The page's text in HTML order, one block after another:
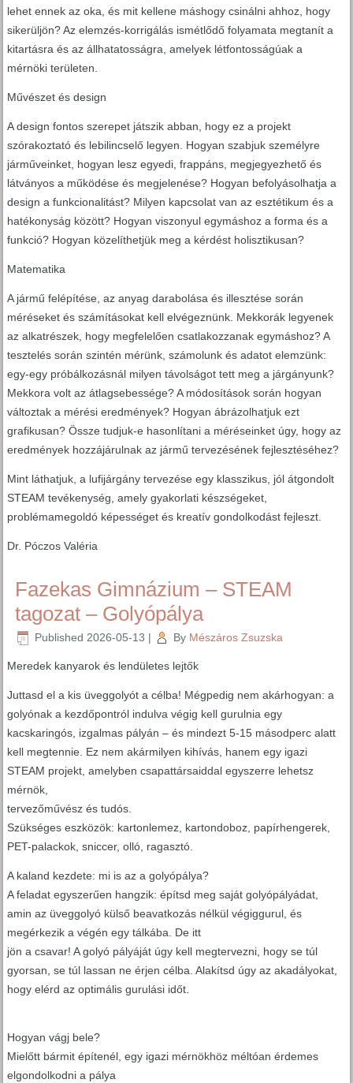
lehet ennek az oka, és mit kellene máshogy csinálni ahhoz, hogy
sikerüljön? Az elemzés-korrigálás ismétlődő folyamata megtanít a
kitartásra és az állhatatosságra, amelyek létfontosságúak a
mérnöki területen.
Művészet és design
A design fontos szerepet játszik abban, hogy ez a projekt
szórakoztató és lebilincselő legyen. Hogyan szabjuk személyre
járműveinket, hogyan lesz egyedi, frappáns, megjegyezhető és
látványos a működése és megjelenése? Hogyan befolyásolhatja a
design a funkcionalitást? Milyen kapcsolat van az esztétikum és a
hatékonyság között? Hogyan viszonyul egymáshoz a forma és a
funkció? Hogyan közelíthetjük meg a kérdést holisztikusan?
Matematika
A jármű felépítése, az anyag darabolása és illesztése során
méréseket és számításokat kell elvégeznünk. Mekkorák legyenek
az alkatrészek, hogy megfelelően csatlakozzanak egymáshoz? A
tesztelés során szintén mérünk, számolunk és adatot elemzünk:
egy-egy próbálkozásnál milyen távolságot tett meg a járgányunk?
Mekkora volt az átlagsebessége? A módosítások során hogyan
változtak a mérési eredmények? Hogyan ábrázolhatjuk ezt
grafikusan? Össze tudjuk-e hasonlítani a méréseinket úgy, hogy az
eredmények hozzájárulnak az jármű tervezésének fejlesztéséhez?
Mint láthatjuk, a lufijárgány tervezése egy klasszikus, jól átgondolt
STEAM tevékenység, amely gyakorlati készségeket,
problémamegoldó képességet és kreatív gondolkodást fejleszt.
Dr. Póczos Valéria
Fazekas Gimnázium – STEAM
tagozat – Golyópálya
Published 2026-05-13 | By Mészáros Zsuzska
Meredek kanyarok és lendületes lejtők
Juttasd el a kis üveggolyót a célba! Mégpedig nem akárhogyan: a
golyónak a kezdőpontról indulva végig kell gurulnia egy
kacskaringós, izgalmas pályán – és mindezt 5-15 másodperc alatt
kell megtennie. Ez nem akármilyen kihívás, hanem egy igazi
STEAM projekt, amelyben csapattársaiddal egyszerre lehetsz
mérnök,
tervezőművész és tudós.
Szükséges eszközök: kartonlemez, kartondoboz, papírhengerek,
PET-palackok, sniccer, olló, ragasztó.
A kaland kezdete: mi is az a golyópálya?
A feladat egyszerűen hangzik: építsd meg saját golyópályádat,
amin az üveggolyó külső beavatkozás nélkül végiggurul, és
megérkezik a végén egy tálkába. De itt
jön a csavar! A golyó pályáját úgy kell megtervezni, hogy se túl
gyorsan, se túl lassan ne érjen célba. Alakítsd úgy az akadályokat,
hogy elérd az optimális gurulási időt.
Hogyan vágj bele?
Mielőtt bármit építenél, egy igazi mérnökhöz méltóan érdemes
elgondolkodni a pálya